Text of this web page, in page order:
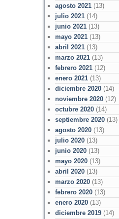
agosto 2021(13)
julio 2021(14)
junio 2021(13)
mayo 2021(13)
abril 2021(13)
marzo 2021(13)
febrero 2021(12)
enero 2021(13)
diciembre 2020(14)
noviembre 2020(12)
octubre 2020(14)
septiembre 2020(13)
agosto 2020(13)
julio 2020(13)
junio 2020(13)
mayo 2020(13)
abril 2020(13)
marzo 2020(13)
febrero 2020(13)
enero 2020(13)
diciembre 2019(14)